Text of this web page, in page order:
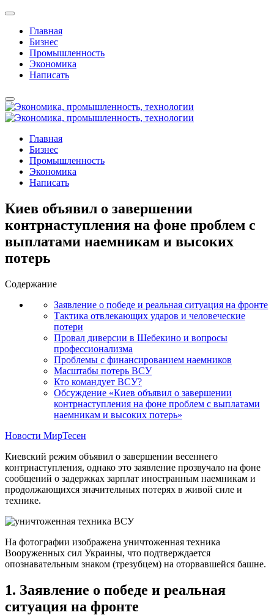
Главная
Бизнес
Промышленность
Экономика
Написать
Главная
Бизнес
Промышленность
Экономика
Написать
Киев объявил о завершении
контрнаступления на фоне проблем с
выплатами наемникам и высоких
потерь
Содержание
Заявление о победе и реальная ситуация на фронте
Тактика отвлекающих ударов и человеческие
потери
Провал диверсии в Шебекино и вопросы
профессионализма
Проблемы с финансированием наемников
Масштабы потерь ВСУ
Кто командует ВСУ?
Обсуждение «Киев объявил о завершении
контрнаступления на фоне проблем с выплатами
наемникам и высоких потерь»
Новости МирТесен
Киевский режим объявил о завершении весеннего
контрнаступления, однако это заявление прозвучало на фоне
сообщений о задержках зарплат иностранным наемникам и
продолжающихся значительных потерях в живой силе и
технике.
На фотографии изображена уничтоженная техника
Вооруженных сил Украины, что подтверждается
опознавательным знаком (трезубцем) на оторвавшейся башне.
1. Заявление о победе и реальная
ситуация на фронте